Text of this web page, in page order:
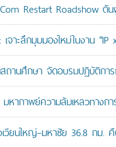
Restart Roadshow ดั
าะลึกมุมมองใหม่ในงาน “IP
านศึกษา จัดอบรมปฏิบัติกา
หากาพย์ความล้มเหลวทางก
เวียนใหญ่–มหาชัย 36.8 ก